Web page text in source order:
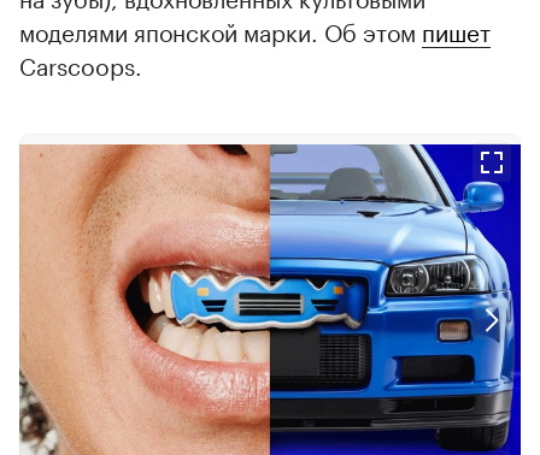
моделями японской марки. Об этом пишет
Carscoops.